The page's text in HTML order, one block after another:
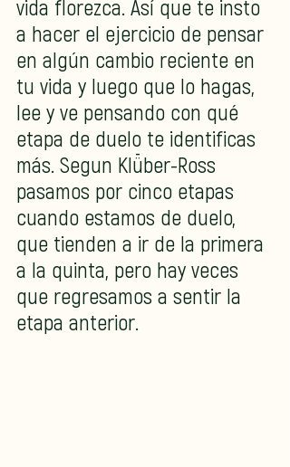
vida florezca. Así que te insto
a hacer el ejercicio de pensar
en algún cambio reciente en
tu vida y luego que lo hagas,
lee y ve pensando con qué
etapa de duelo te identificas
más. Segun Klǖber-Ross
pasamos por cinco etapas
cuando estamos de duelo,
que tienden a ir de la primera
a la quinta, pero hay veces
que regresamos a sentir la
etapa anterior.